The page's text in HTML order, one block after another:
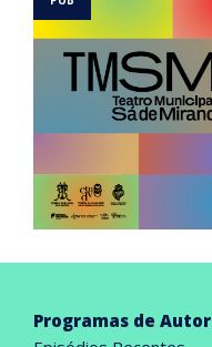
Programas de Autor